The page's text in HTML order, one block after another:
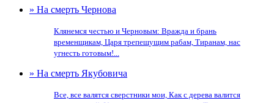
» На смерть Чернова
Клянемся честью и Черновым: Вражда и брань
временщикам, Царя трепещущим рабам, Тиранам, нас
угнесть готовым!...
» На смерть Якубовича
Все, все валятся сверстники мои, Как с дерева валится